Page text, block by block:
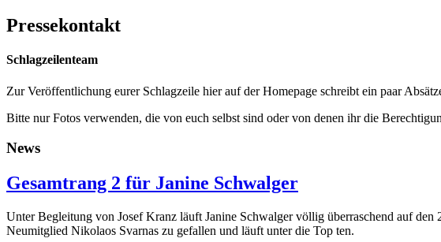
Pressekontakt
Schlagzeilenteam
Zur Veröffentlichung eurer Schlagzeile hier auf der Homepage schreibt ein paar
Bitte nur Fotos verwenden, die von euch selbst sind oder von denen ihr die
News
Gesamtrang 2 für Janine Schwalger
Unter Begleitung von Josef Kranz läuft Janine Schwalger völlig überraschend auf
Neumitglied Nikolaos Svarnas zu gefallen und läuft unter die Top ten.